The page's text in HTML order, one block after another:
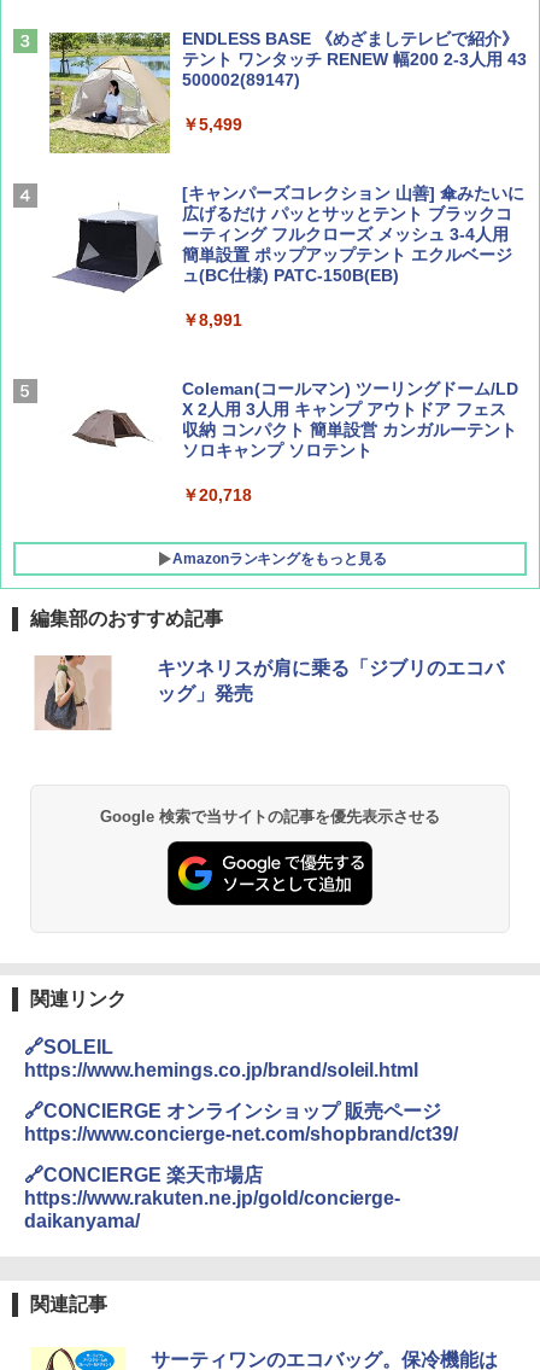
集】ボーイング110周年を祝して！
BE-PAL(ビ-パル) 2026年 9 月号【特別付録:
SOTO ミニマル"旅"財布 ランダム2種】
￥1,500
￥2,277
新しい日本地理 地図・統計・移動から読み
解く (講談社現代新書)
￥1,540
ENDLESS BASE 《めざましテレビで紹介》
テント ワンタッチ RENEW 幅200 2-3人用 43
500002(89147)
￥5,499
[キャンパーズコレクション 山善] 傘みたいに
広げるだけ パッとサッとテント ブラックコ
ーティング フルクローズ メッシュ 3-4人用
簡単設置 ポップアップテント エクルベージ
ュ(BC仕様) PATC-150B(EB)
￥8,991
Coleman(コールマン) ツーリングドーム/LD
X 2人用 3人用 キャンプ アウトドア フェス
収納 コンパクト 簡単設営 カンガルーテント
ソロキャンプ ソロテント
￥20,718
Amazonランキングをもっと見る
BUNDOK(バンドック)ソロ ドーム 1 EX BDK
-08EX カーキ ソロキャンプ ポリエステル フ
レーム テント
GRANDOOR ステンレス保冷剤 2個セット 2
コンパクト 保冷力長持ち
￥6,459
ポインターライト 強力 小型 緑色/赤色/青紫色
USB充電式 高精度 超長距離照射 長時間使用
可能 安全ロック付き 高安全性 金属製耐久 コ
ンパクト多機能設計 持ち運び便利 アウトド
ゴムボート 空気入れ 空気抜き 自動停止 過熱
編集部のおすすめ記事
キツネリスが肩に乗る「ジブリのエコバ
ッグ」発売
Google 検索で当サイトの記事を優先表示させる
関連リンク
🔗SOLEIL
https://www.hemings.co.jp/brand/soleil.html
🔗CONCIERGE オンラインショップ 販売ページ
https://www.concierge-net.com/shopbrand/ct39/
🔗CONCIERGE 楽天市場店
https://www.rakuten.ne.jp/gold/concierge-
daikanyama/
関連記事
サーティワンのエコバッグ。保冷機能は